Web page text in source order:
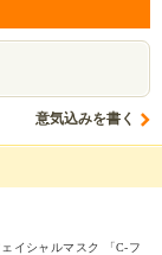
意気込みを書く
イシャルマスク 「C-フ